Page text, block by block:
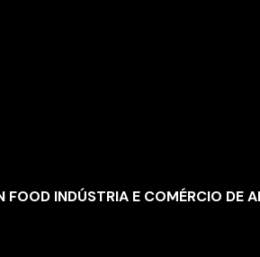
FOOD INDÚSTRIA E COMÉRCIO DE